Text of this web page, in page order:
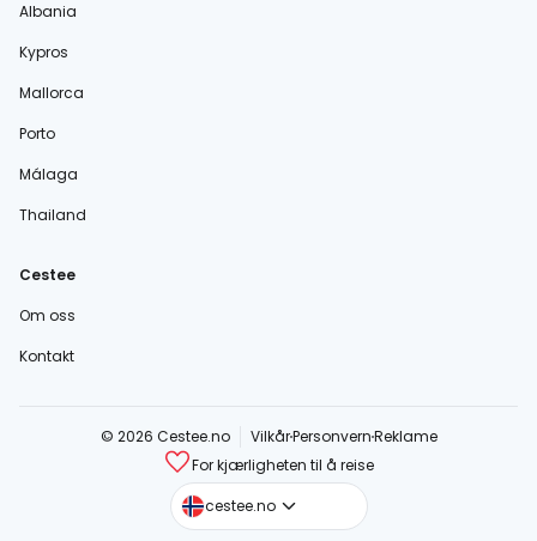
Albania
Kypros
Mallorca
Porto
Málaga
Thailand
Cestee
Om oss
Kontakt
© 2026 Cestee.no VilkårPersonvernReklame
For kjærligheten til å reise
cestee.no
cestee.com
cestee.sk